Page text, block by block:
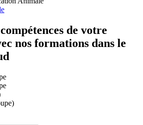
de votre
nos formations dans le